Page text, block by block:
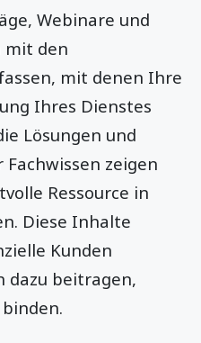
Webinare und
mit den
mit denen Ihre
Ihres Dienstes
Lösungen und
zeigen
Ressource in
Diese Inhalte
Kunden
dazu beitragen,